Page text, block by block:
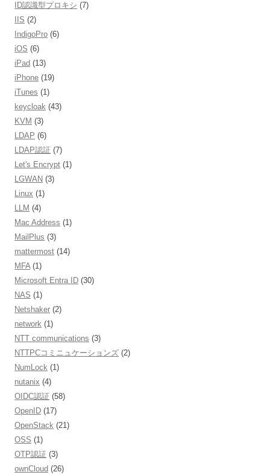
ID認識型プロキシ (7)
IIS (2)
IndigoPro (6)
iOS (6)
iPad (13)
iPhone (19)
iTunes (1)
keycloak (43)
KVM (3)
LDAP (6)
LDAP認証 (7)
Let's Encrypt (1)
LGWAN (3)
Linux (1)
LLM (4)
Mac Address (1)
MailPlus (3)
mattermost (14)
MFA(1)
Microsoft Entra ID (30)
NAS (1)
Netshaker (2)
network (1)
NTT communications (3)
NTTPCコミニュケーションズ (2)
NumLock (1)
nutanix (4)
OIDC認証 (58)
OpenID (17)
OpenStack (21)
OSS (1)
OTP認証 (3)
ownCloud (26)